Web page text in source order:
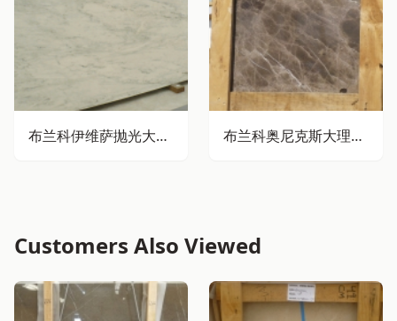
布兰科伊维萨抛光大理石板材 布兰科奥尼克斯大理石抛光板材
Customers Also Viewed